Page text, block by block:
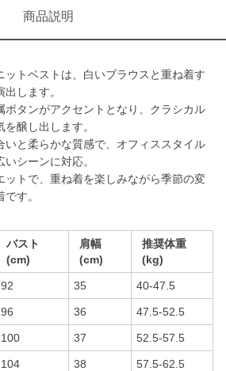
商品説明
ットベストは、白いブラウスと重ね着す
します。
ボタンがアクセントとなり、クラシカル
醸し出します。
いと柔らかな質感で、オフィススタイル
シーンに対応。
ットで、重ね着を楽しみながら季節の変
す。
バスト
(cm)
肩幅
(cm)
推奨体重
(kg)
92 35 40-47.5
96 36 47.5-52.5
100 37 52.5-57.5
104 38 57.5-62.5